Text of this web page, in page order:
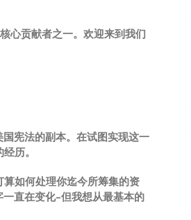
贡献者之一。欢迎来到我们
宪法的副本。在试图实现这一
历。
如何处理你迄今所筹集的资
直在变化–但我想从最基本的